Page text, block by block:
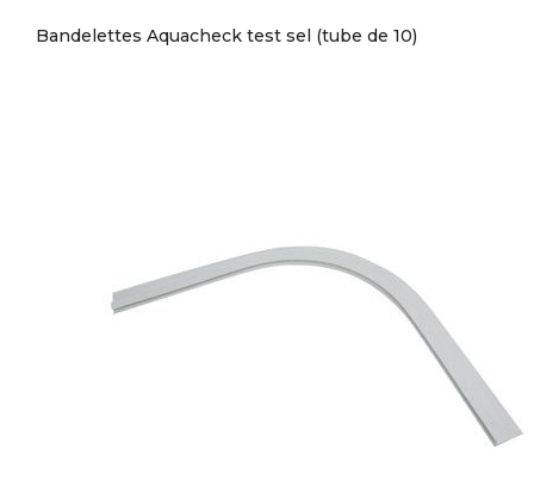
Bandelettes Aquacheck test sel (tube de 10)